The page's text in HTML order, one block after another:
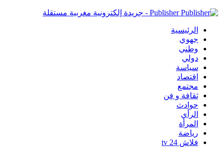
Publisher - جريدة إلكترونية مغربية مستقلة
الرئيسية
جهوي
وطني
دولي
سياسة
اقتصاد
مجتمع
ثقافة و فن
حوادث
الرأي
المرأة
رياضة
فلاش 24 tv